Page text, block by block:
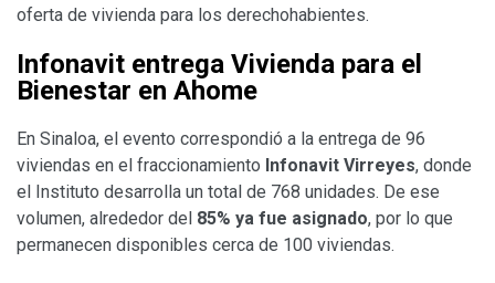
oferta de vivienda para los derechohabientes.
Infonavit entrega Vivienda para el
Bienestar en Ahome
En Sinaloa, el evento correspondió a la entrega de 96
viviendas en el fraccionamiento Infonavit Virreyes, donde
el Instituto desarrolla un total de 768 unidades. De ese
volumen, alrededor del 85% ya fue asignado, por lo que
permanecen disponibles cerca de 100 viviendas.